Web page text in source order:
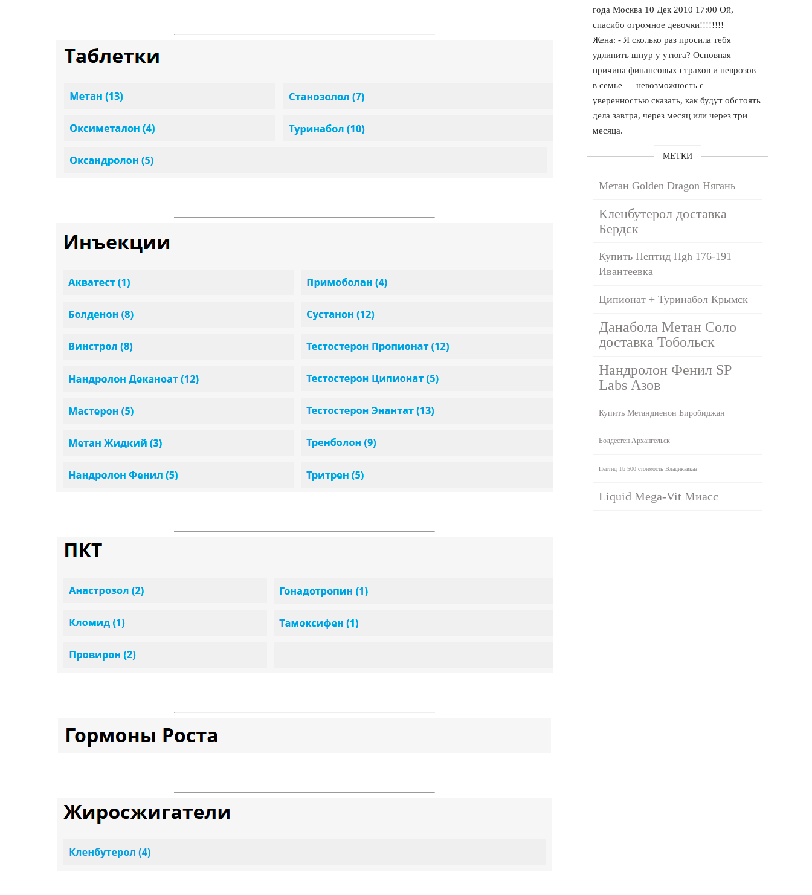
года Москва 10 Дек 2010 17:00 Ой,
спасибо огромное девочки!!!!!!!!
Жена: - Я сколько раз просила тебя
удлинить шнур у утюга? Основная
причина финансовых страхов и неврозов
в семье — невозможность с
уверенностью сказать, как будут обстоять
дела завтра, через месяц или через три
месяца.
МЕТКИ
Метан Golden Dragon Нягань
Кленбутерол доставка
Бердск
Купить Пептид Hgh 176-191
Ивантеевка
Ципионат + Туринабол Крымск
Данабола Метан Соло
доставка Тобольск
Нандролон Фенил SP
Labs Азов
Купить Метандиенон Биробиджан
Болдестен Архангельск
Пептид Tb 500 стоимость Владикавказ
Liquid Mega-Vit Миасс